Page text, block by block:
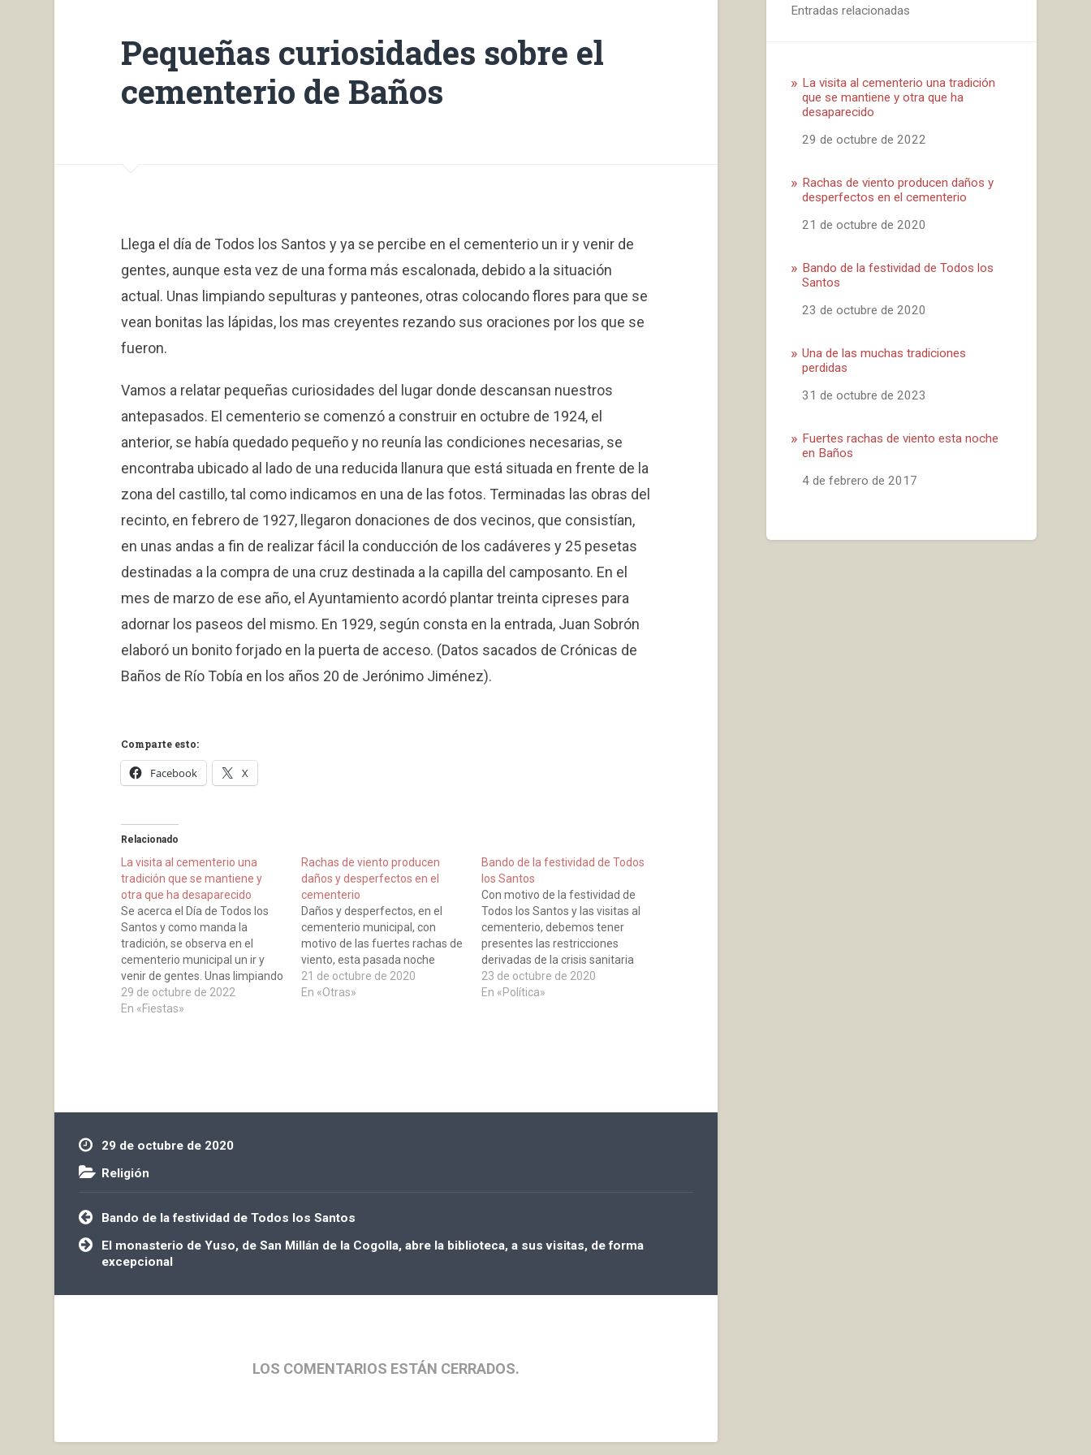
Pequeñas curiosidades sobre el
cementerio de Baños
Llega el día de Todos los Santos y ya se percibe en el cementerio un ir y venir de
gentes, aunque esta vez de una forma más escalonada, debido a la situación
actual. Unas limpiando sepulturas y panteones, otras colocando flores para que se
vean bonitas las lápidas, los mas creyentes rezando sus oraciones por los que se
fueron.
Vamos a relatar pequeñas curiosidades del lugar donde descansan nuestros
antepasados. El cementerio se comenzó a construir en octubre de 1924, el
anterior, se había quedado pequeño y no reunía las condiciones necesarias, se
encontraba ubicado al lado de una reducida llanura que está situada en frente de la
zona del castillo, tal como indicamos en una de las fotos. Terminadas las obras del
recinto, en febrero de 1927, llegaron donaciones de dos vecinos, que consistían,
en unas andas a fin de realizar fácil la conducción de los cadáveres y 25 pesetas
destinadas a la compra de una cruz destinada a la capilla del camposanto. En el
mes de marzo de ese año, el Ayuntamiento acordó plantar treinta cipreses para
adornar los paseos del mismo. En 1929, según consta en la entrada, Juan Sobrón
elaboró un bonito forjado en la puerta de acceso. (Datos sacados de Crónicas de
Baños de Río Tobía en los años 20 de Jerónimo Jiménez).
Comparte esto:
Facebook X
Relacionado
La visita al cementerio una
tradición que se mantiene y
otra que ha desaparecido
Se acerca el Día de Todos los
Santos y como manda la
tradición, se observa en el
cementerio municipal un ir y
venir de gentes. Unas limpiando
sepulturas y panteones, otras
colocando flores para adornar
29 de octubre de 2022
En «Fiestas»
Rachas de viento producen
daños y desperfectos en el
cementerio
Daños y desperfectos, en el
cementerio municipal, con
motivo de las fuertes rachas de
viento, esta pasada noche
21 de octubre de 2020
En «Otras»
Bando de la festividad de Todos
los Santos
Con motivo de la festividad de
Todos los Santos y las visitas al
cementerio, debemos tener
presentes las restricciones
derivadas de la crisis sanitaria
provocada por la pandemia de
coronavirus, se señalizará y
23 de octubre de 2020
En «Política»
29 de octubre de 2020
Religión
Navegación
de
entradas
Bando de la festividad de Todos los Santos
El monasterio de Yuso, de San Millán de la Cogolla, abre la biblioteca, a sus visitas, de forma
excepcional
LOS COMENTARIOS ESTÁN CERRADOS.
Entradas relacionadas
La visita al cementerio una tradición
que se mantiene y otra que ha
desaparecido
Fecha
29 de octubre de 2022
Rachas de viento producen daños y
desperfectos en el cementerio
Fecha
21 de octubre de 2020
Bando de la festividad de Todos los
Santos
Fecha
23 de octubre de 2020
Una de las muchas tradiciones
perdidas
Fecha
31 de octubre de 2023
Fuertes rachas de viento esta noche
en Baños
Fecha
4 de febrero de 2017